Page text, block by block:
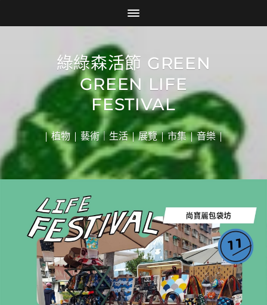
綠綠森活節 GREEN
GREEN LIFE
FESTIVAL
| 植物 | 藝術｜生活 | 展覽 | 市集 | 音樂 |